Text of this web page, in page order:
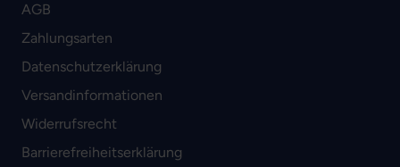
AGB
Zahlungsarten
Datenschutzerklärung
Versandinformationen
Widerrufsrecht
Barrierefreiheitserklärung